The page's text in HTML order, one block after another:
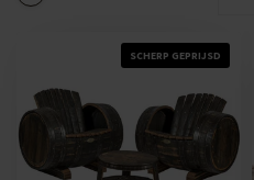
SCHERP GEPRIJSD